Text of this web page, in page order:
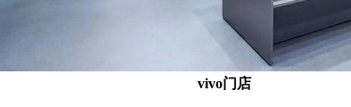
vivo门店